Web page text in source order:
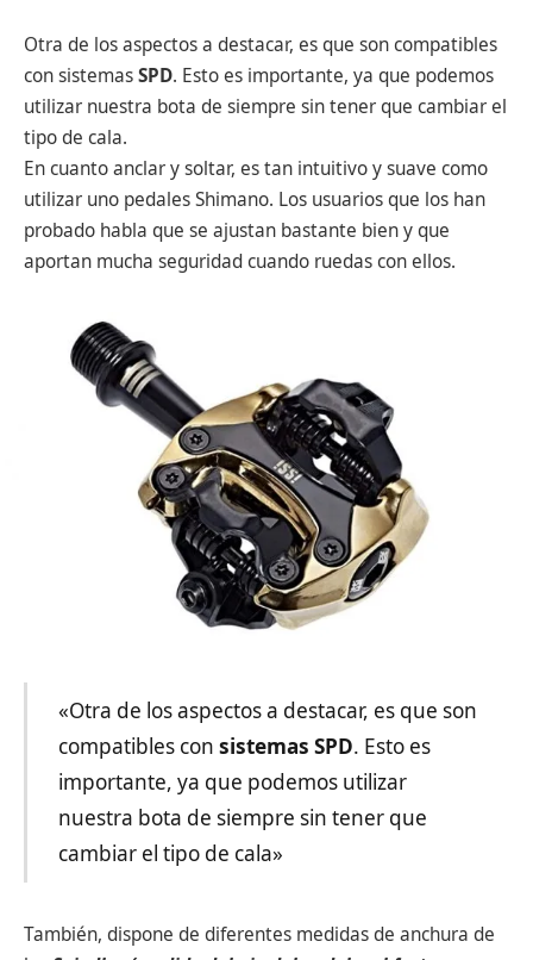
Otra de los aspectos a destacar, es que son compatibles
con sistemasSPD. Esto es importante, ya que podemos
utilizar nuestra bota de siempre sin tener que cambiar el
tipo de cala.
En cuanto anclar y soltar, es tan intuitivo y suave como
utilizar uno pedales Shimano. Los usuarios que los han
probado habla que se ajustan bastante bien y que
aportan mucha seguridad cuando ruedas con ellos.
«Otra de los aspectos a destacar, es que son
compatibles con sistemas SPD. Esto es
importante, ya que podemos utilizar
nuestra bota de siempre sin tener que
cambiar el tipo de cala»
También, dispone de diferentes medidas de anchura de